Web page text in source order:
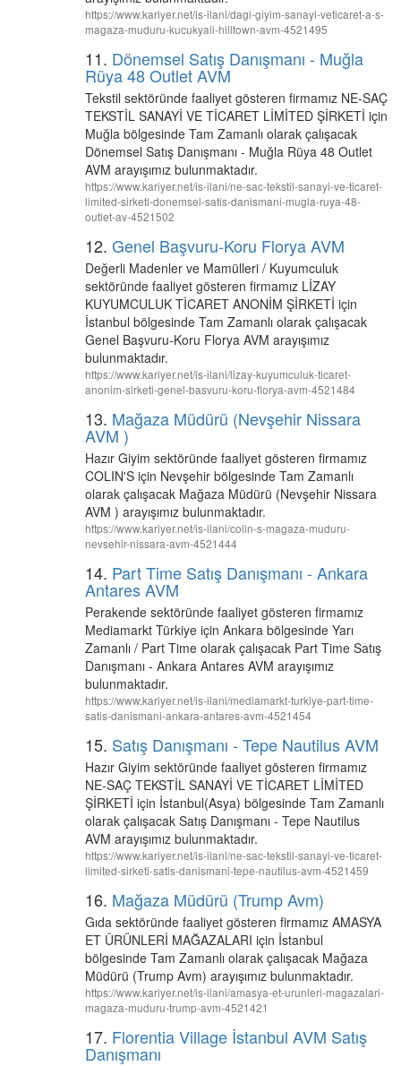
https://www.kariyer.net/is-ilani/dagi-giyim-sanayi-veticaret-a-s-
magaza-muduru-kucukyali-hilltown-avm-4521495
11. Dönemsel Satış Danışmanı - Muğla
Rüya 48 Outlet AVM
Tekstil sektöründe faaliyet gösteren firmamız NE-SAÇ
TEKSTİL SANAYİ VE TİCARET LİMİTED ŞİRKETİ için
Muğla bölgesinde Tam Zamanlı olarak çalışacak
Dönemsel Satış Danışmanı - Muğla Rüya 48 Outlet
AVM arayışımız bulunmaktadır.
https://www.kariyer.net/is-ilani/ne-sac-tekstil-sanayi-ve-ticaret-
limited-sirketi-donemsel-satis-danismani-mugla-ruya-48-
outlet-av-4521502
12. Genel Başvuru-Koru Florya AVM
Değerli Madenler ve Mamülleri / Kuyumculuk
sektöründe faaliyet gösteren firmamız LİZAY
KUYUMCULUK TİCARET ANONİM ŞİRKETİ için
İstanbul bölgesinde Tam Zamanlı olarak çalışacak
Genel Başvuru-Koru Florya AVM arayışımız
bulunmaktadır.
https://www.kariyer.net/is-ilani/lizay-kuyumculuk-ticaret-
anonim-sirketi-genel-basvuru-koru-florya-avm-4521484
13. Mağaza Müdürü (Nevşehir Nissara
AVM )
Hazır Giyim sektöründe faaliyet gösteren firmamız
COLIN'S için Nevşehir bölgesinde Tam Zamanlı
olarak çalışacak Mağaza Müdürü (Nevşehir Nissara
AVM ) arayışımız bulunmaktadır.
https://www.kariyer.net/is-ilani/colin-s-magaza-muduru-
nevsehir-nissara-avm-4521444
14. Part Time Satış Danışmanı - Ankara
Antares AVM
Perakende sektöründe faaliyet gösteren firmamız
Mediamarkt Türkiye için Ankara bölgesinde Yarı
Zamanlı / Part Time olarak çalışacak Part Time Satış
Danışmanı - Ankara Antares AVM arayışımız
bulunmaktadır.
https://www.kariyer.net/is-ilani/mediamarkt-turkiye-part-time-
satis-danismani-ankara-antares-avm-4521454
15. Satış Danışmanı - Tepe Nautilus AVM
Hazır Giyim sektöründe faaliyet gösteren firmamız
NE-SAÇ TEKSTİL SANAYİ VE TİCARET LİMİTED
ŞİRKETİ için İstanbul(Asya) bölgesinde Tam Zamanlı
olarak çalışacak Satış Danışmanı - Tepe Nautilus
AVM arayışımız bulunmaktadır.
https://www.kariyer.net/is-ilani/ne-sac-tekstil-sanayi-ve-ticaret-
limited-sirketi-satis-danismani-tepe-nautilus-avm-4521459
16. Mağaza Müdürü (Trump Avm)
Gıda sektöründe faaliyet gösteren firmamız AMASYA
ET ÜRÜNLERİ MAĞAZALARI için İstanbul
bölgesinde Tam Zamanlı olarak çalışacak Mağaza
Müdürü (Trump Avm) arayışımız bulunmaktadır.
https://www.kariyer.net/is-ilani/amasya-et-urunleri-magazalari-
magaza-muduru-trump-avm-4521421
17. Florentia Village İstanbul AVM Satış
Danışmanı